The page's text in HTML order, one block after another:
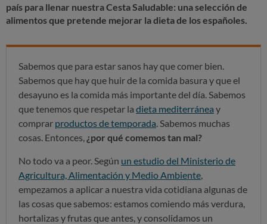
país para llenar nuestra Cesta Saludable: una selección de
alimentos que pretende mejorar la dieta de los españoles.
Sabemos que para estar sanos hay que comer bien.
Sabemos que hay que huir de la comida basura y que el
desayuno es la comida más importante del día. Sabemos
que tenemos que respetar la dieta mediterránea y
comprar productos de temporada. Sabemos muchas
cosas. Entonces, ¿por qué comemos tan mal?
No todo va a peor. Según un estudio del Ministerio de
Agricultura, Alimentación y Medio Ambiente,
empezamos a aplicar a nuestra vida cotidiana algunas de
las cosas que sabemos: estamos comiendo más verdura,
hortalizas y frutas que antes, y consolidamos un